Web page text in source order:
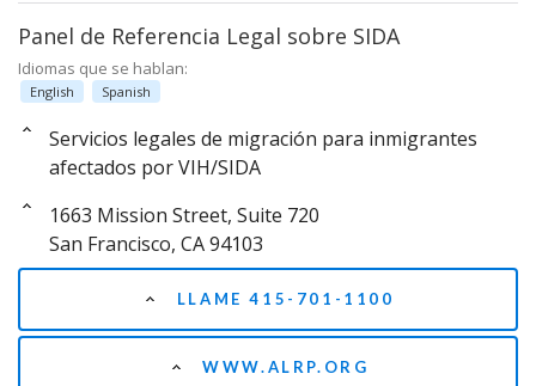
Panel de Referencia Legal sobre SIDA
Idiomas que se hablan:
English Spanish
Servicios legales de migración para inmigrantes
afectados por VIH/SIDA
1663 Mission Street, Suite 720
San Francisco, CA 94103
LLAME 415-701-1100
WWW.ALRP.ORG